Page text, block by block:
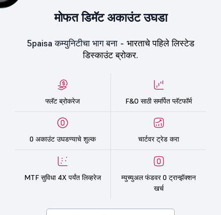
मोफत डिमॅट अकाउंट उघडा
5paisa कम्युनिटीचा भाग बना - भारताचे पहिले लिस्टेड
डिस्काउंट ब्रोकर.
फ्लॅट ब्रोकरेज F&O साठी समर्पित प्लॅटफॉर्म
0 अकाउंट उघडण्याचे शुल्क चार्टवर ट्रेड करा
MTF सुविधा 4X पर्यंत लिव्हरेज
म्युच्युअल फंडवर 0 ट्रान्झॅक्शन
खर्च